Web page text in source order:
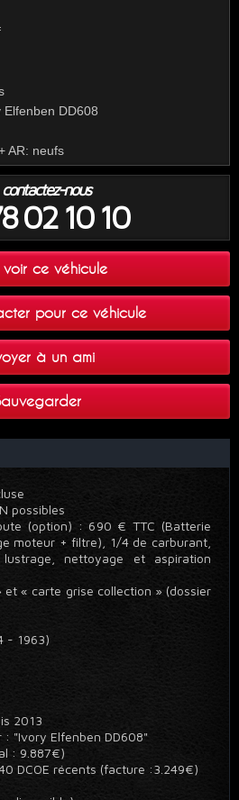
DD608
AR: neufs
voir ce véhicule
pour ce véhicule
à un ami
contactez-nous
02 10 10
possibles
(option) : 690 € TTC (Batterie
moteur + filtre), 1/4 de carburant,
nettoyage et aspiration
et « carte grise collection » (dossier
- 1963)
2013
"Ivory Elfenben DD608"
: 9.887€)
DCOE récents (facture :3.249€)